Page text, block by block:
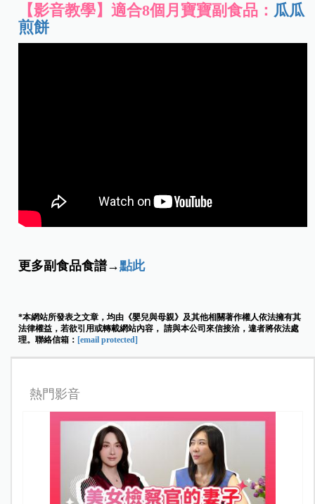
【影音教學】適合8個月寶寶副食品： 瓜瓜
煎餅
更多副食品食譜→點此
*本網站所發表之文章，均由《嬰兒與母親》及其他相關著作權人依法擁有其
法律權益，若欲引用或轉載網站內容， 請與本公司來信接洽，違者將依法處
理。聯絡信箱： [email protected]
熱門影音